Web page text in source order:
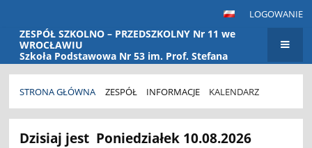
LOGOWANIE
ZESPÓŁ SZKOLNO – PRZEDSZKOLNY Nr 11 we
WROCŁAWIU
Szkoła Podstawowa Nr 53 im. Prof. Stefana
Banacha Przedszkole Nr 115
STRONA GŁÓWNA ZESPÓŁ INFORMACJE KALENDARZ
Kalendarz
Dzisiaj jest Poniedziałek 10.08.2026